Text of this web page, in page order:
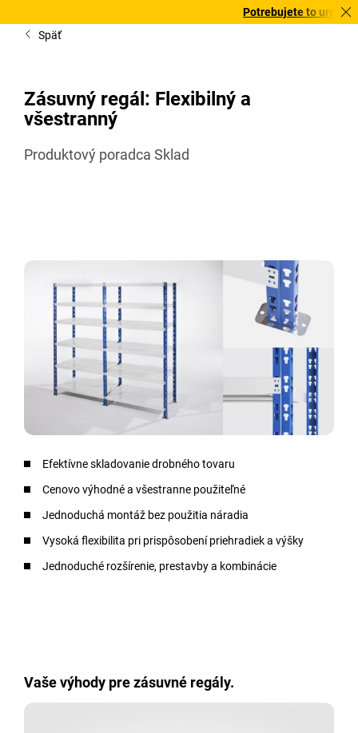
Potrebujete to urgentne?
Späť
Zásuvný regál: Flexibilný a
všestranný
Produktový poradca Sklad
Efektívne skladovanie drobného tovaru
Cenovo výhodné a všestranne použiteľné
Jednoduchá montáž bez použitia náradia
Vysoká flexibilita pri prispôsobení priehradiek a výšky
Jednoduché rozšírenie, prestavby a kombinácie
Vaše výhody pre zásuvné regály.